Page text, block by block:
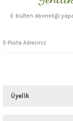
E-bülten aboneliği
Üyelik